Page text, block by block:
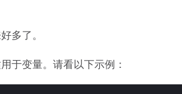
多了。
于变量。请看以下示例：